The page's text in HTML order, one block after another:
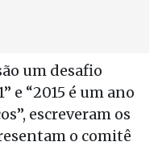
um desafio
e “2015 é um ano
escreveram os
o comitê